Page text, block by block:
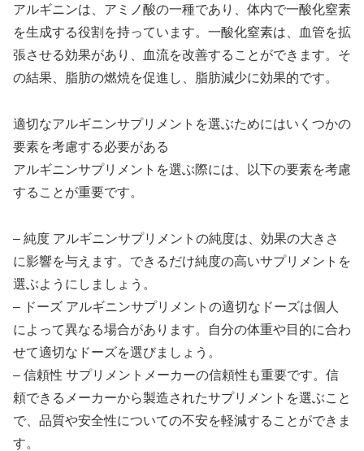
アルギニンは、アミノ酸の一種であり、体内で一酸化窒素
を生成する役割を持っています。一酸化窒素は、血管を拡
張させる効果があり、血流を改善することができます。そ
の結果、脂肪の燃焼を促進し、脂肪減少に効果的です。
適切なアルギニンサプリメントを選ぶためにはいくつかの
要素を考慮する必要がある
アルギニンサプリメントを選ぶ際には、以下の要素を考慮
することが重要です。
– 純度 アルギニンサプリメントの純度は、効果の大きさ
に影響を与えます。できるだけ純度の高いサプリメントを
選ぶようにしましょう。
– ドーズ アルギニンサプリメントの適切なドーズは個人
によって異なる場合があります。自分の体重や目的に合わ
せて適切なドーズを選びましょう。
– 信頼性 サプリメントメーカーの信頼性も重要です。信
頼できるメーカーから製造されたサプリメントを選ぶこと
で、品質や安全性についての不安を軽減することができま
す。